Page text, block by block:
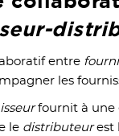
entre
les
fournit à une
le distributeurest